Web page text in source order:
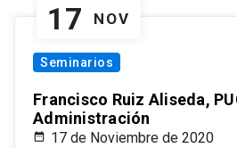
17 NOV
Seminarios
Francisco Ruiz Aliseda,
Administración
17 de Noviembre de 2020